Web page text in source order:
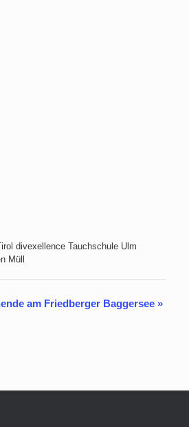
am Friedberger Baggersee »